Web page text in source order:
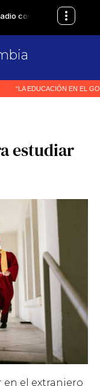
estudiar
en el extranjero